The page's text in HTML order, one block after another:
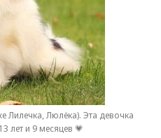
Люлёка). Эта девочка
лет и 9 месяцев 💗